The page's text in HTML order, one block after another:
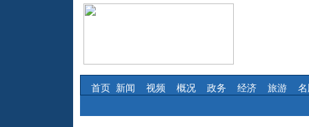
首页 新闻 视频 概况 政务 经济 旅游